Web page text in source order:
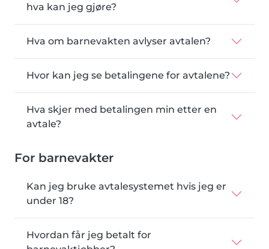
hva kan jeg gjøre?
Hva om barnevakten avlyser avtalen?
Hvor kan jeg se betalingene for avtalene?
Hva skjer med betalingen min etter en
avtale?
For barnevakter
Kan jeg bruke avtalesystemet hvis jeg er
under 18?
Hvordan får jeg betalt for